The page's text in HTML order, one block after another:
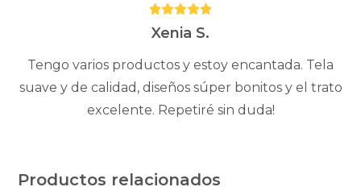
Puntuación:
5Xenia S.
Tengo varios productos y estoy encantada. Tela
suave y de calidad, diseños súper bonitos y el trato
excelente. Repetiré sin duda!
Productos relacionados